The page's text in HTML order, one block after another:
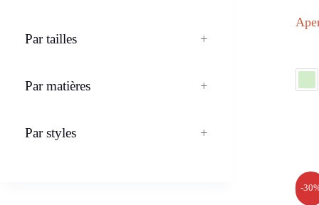
Par
Par-
Par tailles +
Par matières +
Par styles +